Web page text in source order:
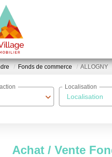
Fonds de commerce ALLOGNY
Localisation
Localisation
Achat / Vente